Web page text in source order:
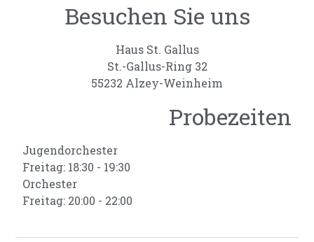
Besuchen Sie uns
Haus St. Gallus
St.-Gallus-Ring 32
55232 Alzey-Weinheim
Probezeiten
Jugendorchester
Freitag: 18:30 - 19:30
Orchester
Freitag: 20:00 - 22:00